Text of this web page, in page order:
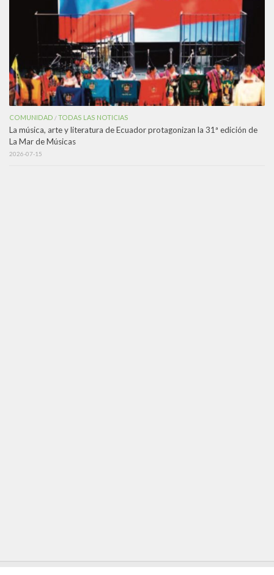
COMUNIDAD /TODAS LAS NOTICIAS
La música, arte y literatura de Ecuador protagonizan la 31ª edición de
La Mar de Músicas
2026-07-15